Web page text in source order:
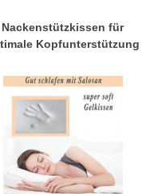
Nackenstützkissen für
Kopfunterstützung